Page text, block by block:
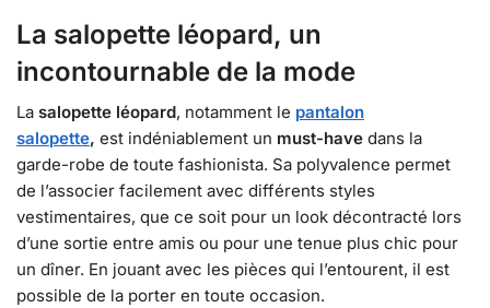
La salopette léopard, un
incontournable de la mode
La salopette léopard, notamment le pantalon
salopette, est indéniablement un must-have dans la
garde-robe de toute fashionista. Sa polyvalence permet
de l’associer facilement avec différents styles
vestimentaires, que ce soit pour un look décontracté lors
d’une sortie entre amis ou pour une tenue plus chic pour
un dîner. En jouant avec les pièces qui l’entourent, il est
possible de la porter en toute occasion.